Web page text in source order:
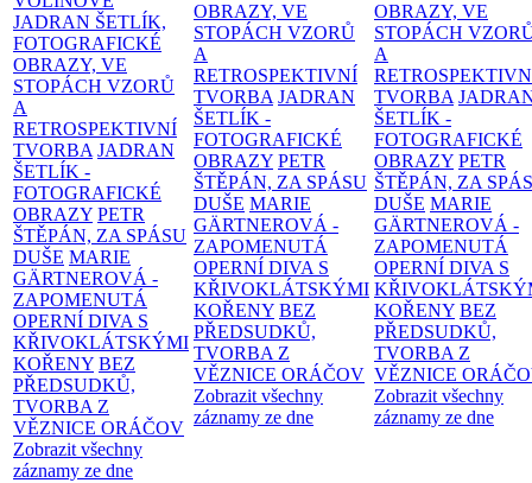
JADRAN ŠETLÍK,
FOTOGRAFICKÉ
OBRAZY, VE
STOPÁCH VZORŮ
A
RETROSPEKTIVNÍ
TVORBA JADRAN
ŠETLÍK -
FOTOGRAFICKÉ
OBRAZY PETR
ŠTĚPÁN, ZA SPÁSU
DUŠE MARIE
GÄRTNEROVÁ -
ZAPOMENUTÁ
OPERNÍ DIVA S
KŘIVOKLÁTSKÝMI
KOŘENY BEZ
PŘEDSUDKŮ,
TVORBA Z
VĚZNICE ORÁČOV
Zobrazit všechny
záznamy ze dne
OBRAZY, VE
STOPÁCH VZORŮ
A
RETROSPEKTIVNÍ
TVORBA JADRAN
ŠETLÍK -
FOTOGRAFICKÉ
OBRAZY PETR
ŠTĚPÁN, ZA SPÁSU
DUŠE MARIE
GÄRTNEROVÁ -
ZAPOMENUTÁ
OPERNÍ DIVA S
KŘIVOKLÁTSKÝMI
KOŘENY BEZ
PŘEDSUDKŮ,
TVORBA Z
VĚZNICE ORÁČOV
Zobrazit všechny
záznamy ze dne
OBRAZY, VE
STOPÁCH
A
TVORBA
ŠETLÍK -
FOTOGRAFICKÉ
OBRAZY PETR
ŠTĚPÁN, ZA
DUŠE MARIE
GÄRTNEROVÁ -
ZAPOMENUTÁ
OPERNÍ DIVA S
KOŘENY BEZ
PŘEDSUDKŮ,
TVORBA Z
VĚZNICE
Zobrazit všechny
záznamy ze dne